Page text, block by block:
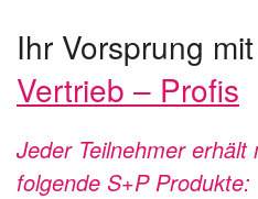
Ihr Vorsprung
Vertrieb – Profis
Jeder Teilnehmer
folgende S+P Produkte: